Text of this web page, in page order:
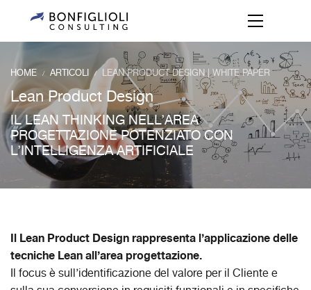
HOME / ARTICOLI / LEAN PRODUCT DESIGN | WHITE PAPER
Lean Product Design
IL LEAN THINKING NELL’AREA
PROGETTAZIONE POTENZIATO CON
L’INTELLIGENZA ARTIFICIALE
Il Lean Product Design rappresenta l’applicazione delle
tecniche Lean all’area progettazione.
Il focus è sull’identificazione del valore per il Cliente e